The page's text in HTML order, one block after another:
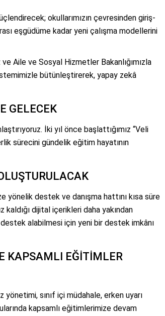
okullarımızın çevresinden giriş-
eşgüdüme kadar yeni çalışma modellerini
ve Aile ve Sosyal Hizmetler Bakanlığımızla
bütünleştirerek, yapay zekâ
GELECEK
İki yıl önce başlattığımız “Veli
sürecini gündelik eğitim hayatının
yönelik destek ve danışma hattını kısa süre
kaldığı dijital içerikleri daha yakından
alabilmesi için yeni bir destek imkânı
KAPSAMLI EĞİTİMLER
sınıf içi müdahale, erken uyarı
kapsamlı eğitimlerimize devam